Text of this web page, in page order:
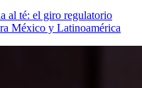
al té: el giro regulatorio
México y Latinoamérica